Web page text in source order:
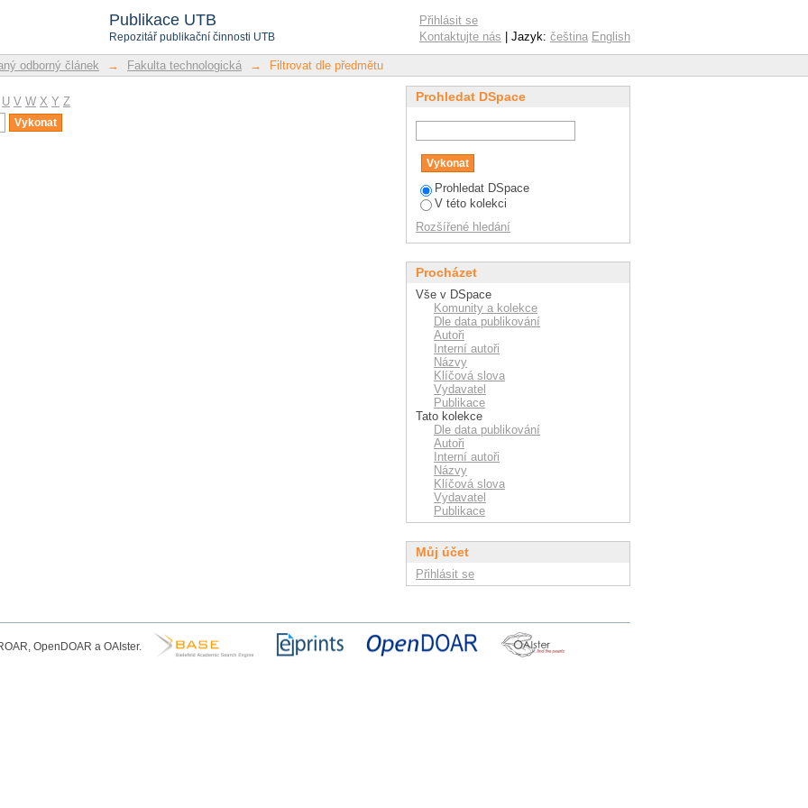
Publikace UTB
Repozitář publikační činnosti UTB
Přihlásit se
Kontaktujte nás | Jazyk: čeština English
odborný článek → Fakulta technologická → Filtrovat dle předmětu
U V W X Y Z
Prohledat DSpace
Prohledat DSpace
V této kolekci
Rozšířené hledání
Procházet
Vše v DSpace
Komunity a kolekce
Dle data publikování
Autoři
Interní autoři
Názvy
Klíčová slova
Vydavatel
Publikace
Tato kolekce
Dle data publikování
Autoři
Interní autoři
Názvy
Klíčová slova
Vydavatel
Publikace
Můj účet
Přihlásit se
OpenDOAR a OAIster.